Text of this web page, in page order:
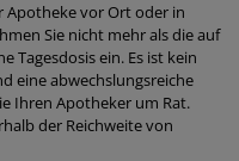
Apotheke vor Ort oder in
Sie nicht mehr als die auf
Tagesdosis ein. Es ist kein
eine abwechslungsreiche
Ihren Apotheker um Rat.
der Reichweite von